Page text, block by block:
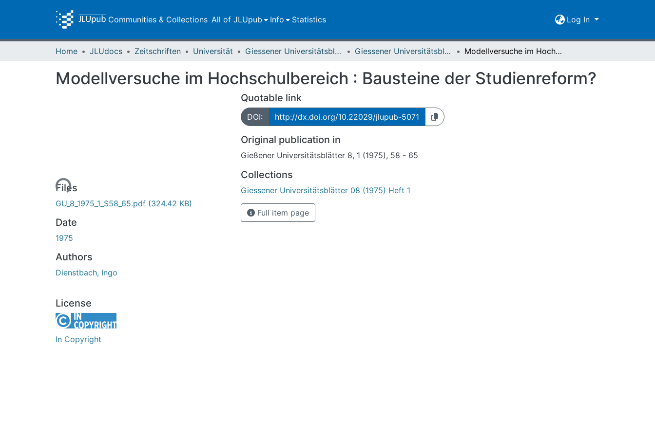
Communities & Collections All of JLUpub Info Statistics Log In
Home JLUdocs Zeitschriften Universität Giessener Universitätsblätter Giessener Universitätsblätter 08 (1975) Heft 1 Modellversuche im Hochschulbereich : Bausteine der Studienreform?
Modellversuche im Hochschulbereich : Bausteine der Studienreform?
Loading...
Files
GU_8_1975_1_S58_65.pdf (324.42 KB)
Date
1975
Authors
Dienstbach, Ingo
License
In Copyright
Quotable link
DOI: http://dx.doi.org/10.22029/jlupub-5071
Original publication in
Gießener Universitätsblätter 8, 1 (1975), 58 - 65
Collections
Giessener Universitätsblätter 08 (1975) Heft 1
Full item page